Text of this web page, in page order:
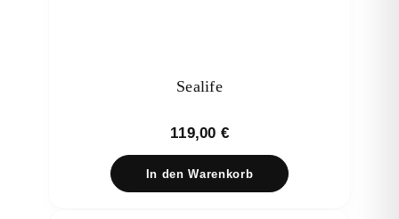
Sealife
119,00 €
In den Warenkorb